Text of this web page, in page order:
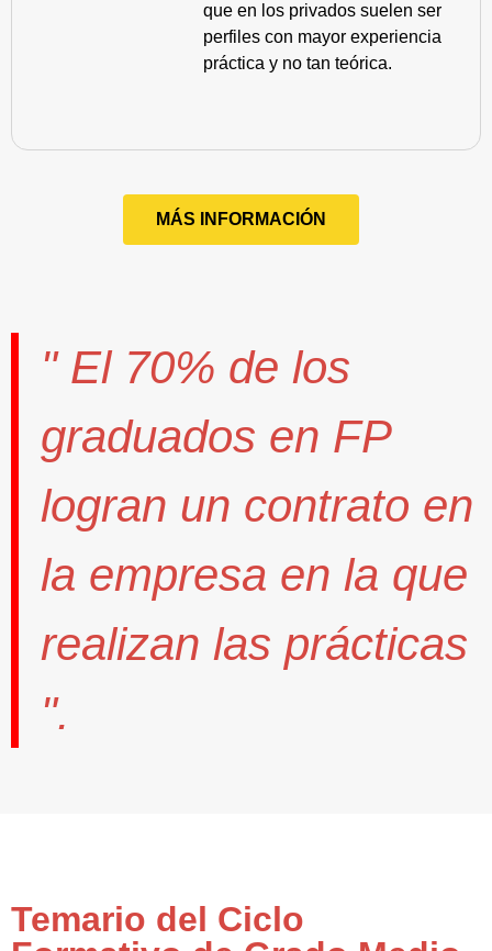
que en los privados suelen ser
perfiles con mayor experiencia
práctica y no tan teórica.
MÁS INFORMACIÓN
" El 70% de los
graduados en FP
logran un contrato en
la empresa en la que
realizan las prácticas
".
Temario del Ciclo